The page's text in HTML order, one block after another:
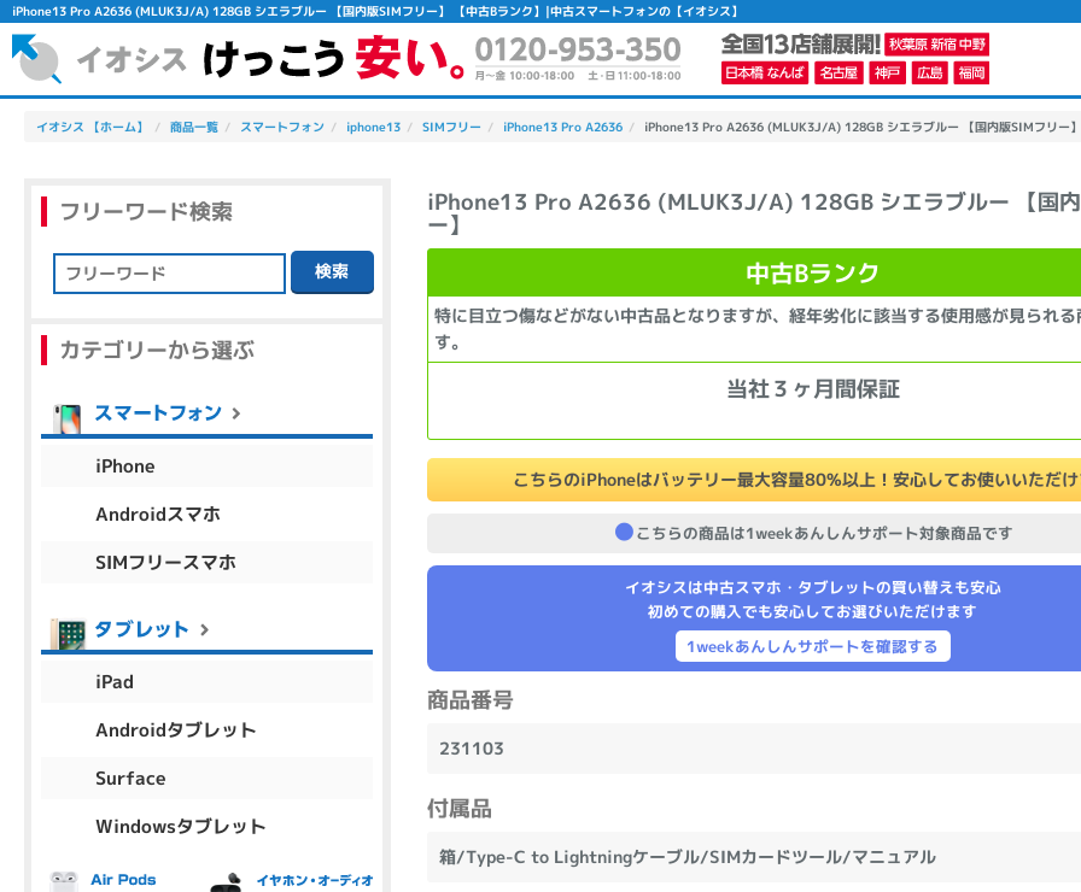
iPhone13 Pro A2636 (MLUK3J/A) 128GB シエラブルー 【国内版SIMフリー】 【中古Bランク】|中古スマートフォンの【イオシス】
イオシス 【ホーム】 商品一覧 スマートフォン iphone13 SIMフリー iPhone13 Pro A2636 iPhone13 Pro A2636 (MLUK3J/A) 128GB シエラブルー 【国内版SIMフリー
iPhone13 Pro A2636 (MLUK3J/A) 128GB シエラブルー 【国内
ー】
中古Bランク
特に目立つ傷などがない中古品となりますが、経年劣化に該当する使用感が見られ
す。
当社３ヶ月間保証
こちらのiPhoneはバッテリー最大容量80%以上！安心してお使いいただ
こちらの商品は1weekあんしんサポート対象商品です
イオシスは中古スマホ・タブレットの買い替えも安心
初めての購入でも安心してお選びいただけます
1weekあんしんサポートを確認する
商品番号
231103
付属品
箱/Type-C to Lightningケーブル/SIMカードツール/マニュアル
フリーワード検索
検索
カテゴリーから選ぶ
iPhone
Androidスマホ
SIMフリースマホ
iPad
Androidタブレット
Surface
Windowsタブレット
除外ワード
人気の検索ワード：Let's note EliteBook
カテゴリー
ノートPC デスクPC モニター
商品シリーズ名・ブランド名の絞り込み。
aspire Inspiron
メーカー
Apple SONY TOSHIBA
Asus HP
商品の搭載機能による絞り込み
Webカメラ内蔵
DVDスーパーマルチ